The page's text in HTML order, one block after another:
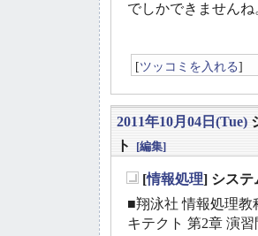
でしかできませんね
[ツッコミを入れる]
2011年10月04日(Tue)
ト
[編集]
[情報処理] システ
■翔泳社 情報処理教
キテクト 第2章 演習